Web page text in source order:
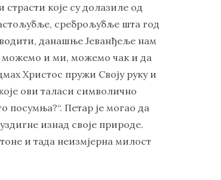
страсти које су долазиле од
среброљубље шта год
данашње Јеванђеље нам
можемо и ми, можемо чак и да
Христос пружи Своју руку и
ови таласи символично
посумња?“. Петар је могао да
изнад своје природе.
и тада неизмјерна милост